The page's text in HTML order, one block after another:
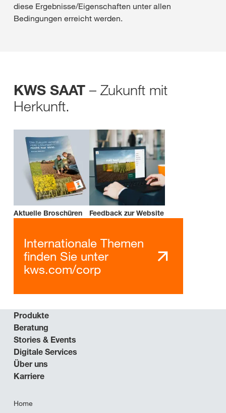
diese Ergebnisse/Eigenschaften unter allen
Bedingungen erreicht werden.
KWS SAAT – Zukunft mit
Herkunft.
Aktuelle Broschüren Feedback zur Website
Internationale Themen
finden Sie unter
kws.com/corp
Produkte
Beratung
Stories & Events
Digitale Services
Über uns
Karriere
Home